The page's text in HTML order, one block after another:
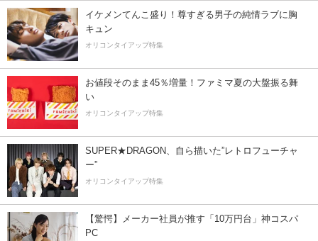
イケメンてんこ盛り！尊すぎる男子の純情ラブに胸
キュン
オリコンタイアップ特集
お値段そのまま45％増量！ファミマ夏の大盤振る舞
い
オリコンタイアップ特集
SUPER★DRAGON、自ら描いた”レトロフューチャ
ー”
オリコンタイアップ特集
【驚愕】メーカー社員が推す「10万円台」神コスパ
PC